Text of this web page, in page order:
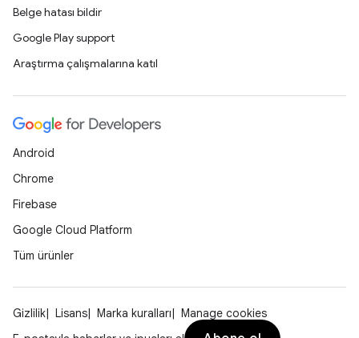
Belge hatası bildir
Google Play support
Araştırma çalışmalarına katıl
Android
Chrome
Firebase
Google Cloud Platform
Tüm ürünler
Gizlilik Lisans Marka kuralları
Manage cookies